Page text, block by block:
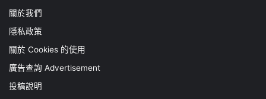
關於我們
隱私政策
關於 Cookies 的使用
廣告查詢 Advertisement
投稿說明